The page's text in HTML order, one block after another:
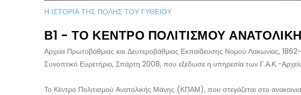
Η ΙΣΤΟΡΙΑ ΤΗΣ ΠΟΛΗΣ ΤΟΥ ΓΥΘΕΙΟΥ
Β1 - ΤΟ ΚΈΝΤΡΟ ΠΟΛΙΤΙΣΜΟΎ
Αρχεία Πρωτοβάθμιας και Δευτεροβάθμιας Εκπαίδευσης Νομού Λακωνίας,
Συνοπτικό Ευρετήριο, Σπάρτη 2008, που εξέδωσε η υπηρεσία των Γ.Α.Κ.-
Το Κέντρο Πολιτισμού Ανατολικής Μάνης (ΚΠΑΜ), που στεγάζεται στο